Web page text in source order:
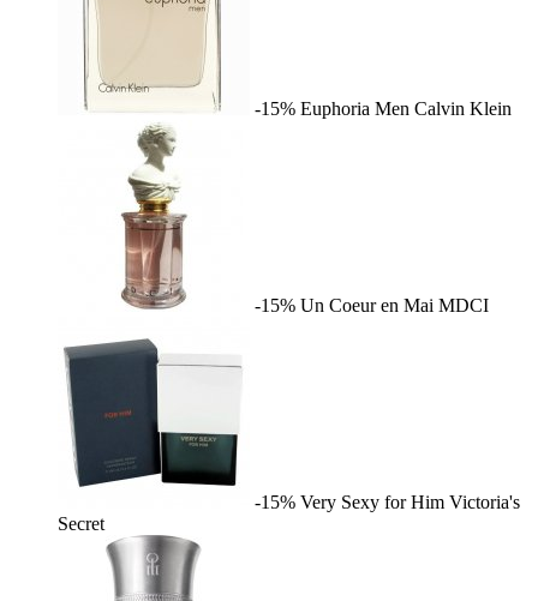
-15% Euphoria Men Calvin Klein
-15% Un Coeur en Mai MDCI
-15% Very Sexy for Him Victoria's
Secret